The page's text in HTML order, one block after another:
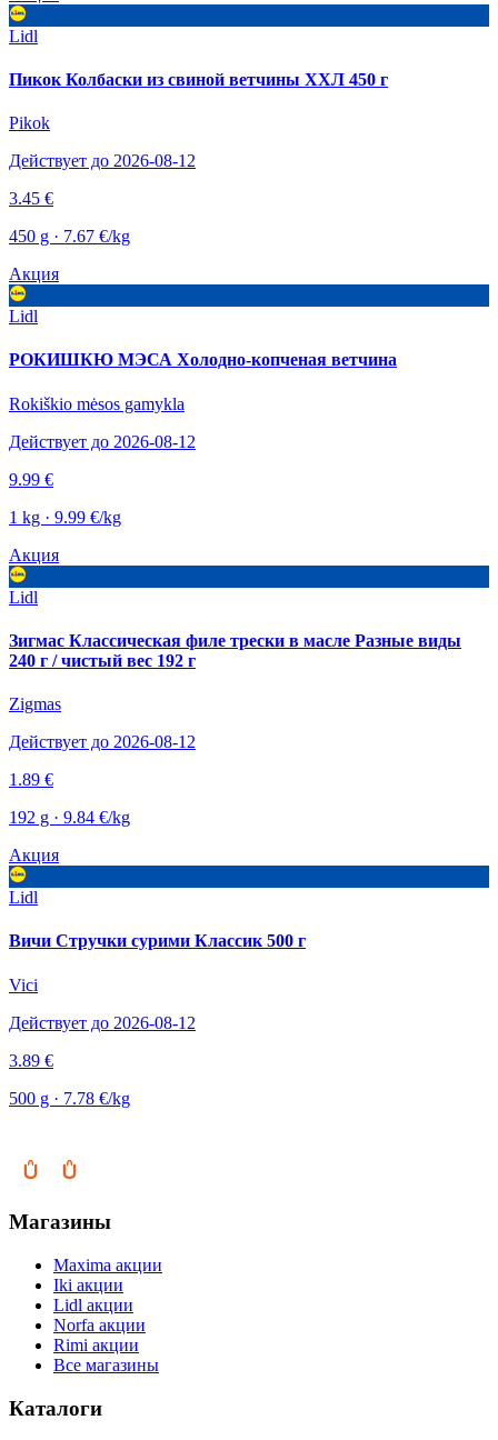
Lidl
Пикок Колбаски из свиной ветчины ХХЛ 450 г
Pikok
Действует до 2026-08-12
3.45 €
450 g · 7.67 €/kg
Акция
Lidl
РОКИШКЮ МЭСА Холодно-копченая ветчина
Rokiškio mėsos gamykla
Действует до 2026-08-12
9.99 €
1 kg · 9.99 €/kg
Акция
Lidl
Зигмас Классическая филе трески в масле Разные виды
240 г / чистый вес 192 г
Zigmas
Действует до 2026-08-12
1.89 €
192 g · 9.84 €/kg
Акция
Lidl
Вичи Стручки сурими Классик 500 г
Vici
Действует до 2026-08-12
3.89 €
500 g · 7.78 €/kg
Магазины
Maxima акции
Iki акции
Lidl акции
Norfa акции
Rimi акции
Все магазины
Каталоги